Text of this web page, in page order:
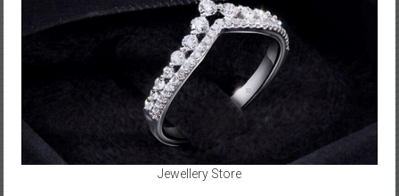
Jewellery Store